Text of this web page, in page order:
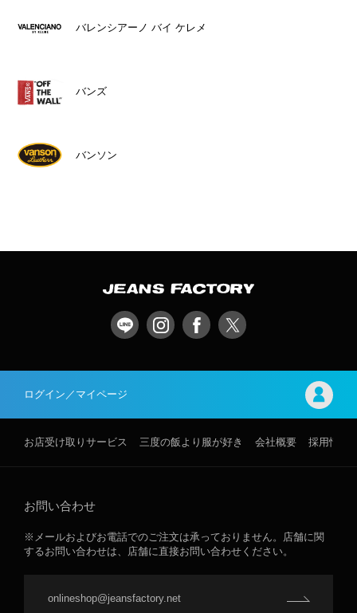
バレンシアーノ バイ ケレメ
バンズ
バンソン
ログイン／マイページ
お店受け取りサービス 三度の飯より服が好き 会社概要 採用情報
お問い合わせ
※メールおよびお電話でのご注文は承っておりません。店舗に関
するお問い合わせは、店舗に直接お問い合わせください。
onlineshop@jeansfactory.net